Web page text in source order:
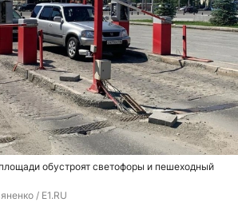
обустроят светофоры и пешеходный
/ E1.RU